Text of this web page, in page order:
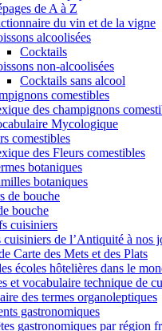
de A à Z
du vin et de la vigne
alcoolisées
Cocktails
non-alcoolisées
Cocktails sans alcool
comestibles
des champignons
Mycologique
comestibles
des Fleurs comestibles
botaniques
botaniques
de bouche
bouche
cuisiniers
cuisiniers de l’Antiquité à nos
Carte des Mets et des Plats
écoles hôtelières dans le
et vocabulaire technique de
des termes organoleptiques
gastronomiques
gastronomiques par région